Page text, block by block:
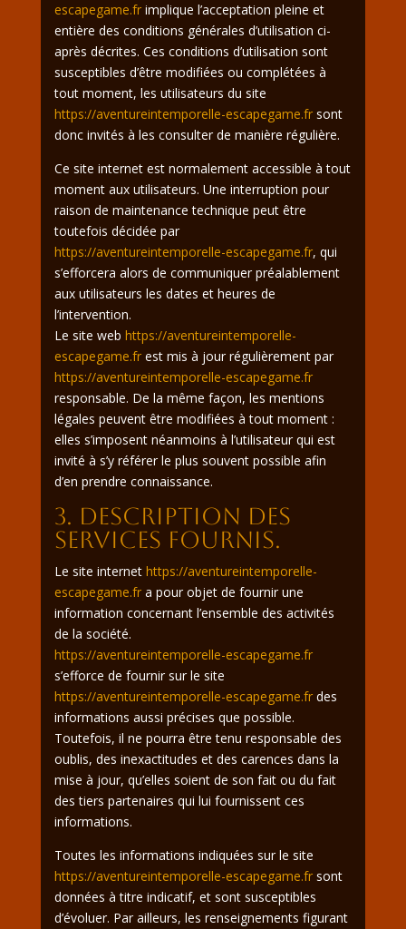
escapegame.frimplique l’acceptation pleine et
entière des conditions générales d’utilisation ci-
après décrites. Ces conditions d’utilisation sont
susceptibles d’être modifiées ou complétées à
tout moment, les utilisateurs du site
https://aventureintemporelle-escapegame.frsont
donc invités à les consulter de manière régulière.
Ce site internet est normalement accessible à tout
moment aux utilisateurs. Une interruption pour
raison de maintenance technique peut être
toutefois décidée par
https://aventureintemporelle-escapegame.fr, qui
s’efforcera alors de communiquer préalablement
aux utilisateurs les dates et heures de
l’intervention.
Le site web https://aventureintemporelle-
escapegame.frest mis à jour régulièrement par
https://aventureintemporelle-escapegame.fr
responsable. De la même façon, les mentions
légales peuvent être modifiées à tout moment :
elles s’imposent néanmoins à l’utilisateur qui est
invité à s’y référer le plus souvent possible afin
d’en prendre connaissance.
3. Description des
services fournis.
Le site internet https://aventureintemporelle-
escapegame.fra pour objet de fournir une
information concernant l’ensemble des activités
de la société.
https://aventureintemporelle-escapegame.fr
s’efforce de fournir sur le site
https://aventureintemporelle-escapegame.frdes
informations aussi précises que possible.
Toutefois, il ne pourra être tenu responsable des
oublis, des inexactitudes et des carences dans la
mise à jour, qu’elles soient de son fait ou du fait
des tiers partenaires qui lui fournissent ces
informations.
Toutes les informations indiquées sur le site
https://aventureintemporelle-escapegame.frsont
données à titre indicatif, et sont susceptibles
d’évoluer. Par ailleurs, les renseignements figurant